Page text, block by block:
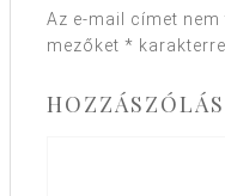
Az e-mail címet
mezőket *
HOZZÁSZÓLÁS